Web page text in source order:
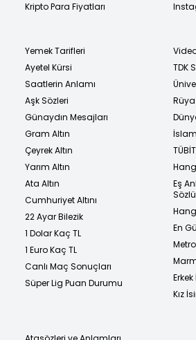
Kripto Para Fiyatları
Yemek Tarifleri
Ayetel Kürsi
Saatlerin Anlamı
Aşk Sözleri
Günaydın Mesajları
Gram Altın
Çeyrek Altın
Yarım Altın
Ata Altın
Cumhuriyet Altını
22 Ayar Bilezik
1 Dolar Kaç TL
1 Euro Kaç TL
Canlı Maç Sonuçları
Süper Lig Puan Durumu
TDK
Eş
En
Kız